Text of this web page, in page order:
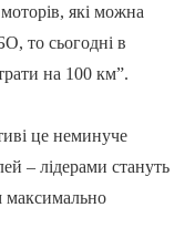
які можна
то сьогодні в
на 100 км”.
це неминуче
– лідерами стануть
максимально